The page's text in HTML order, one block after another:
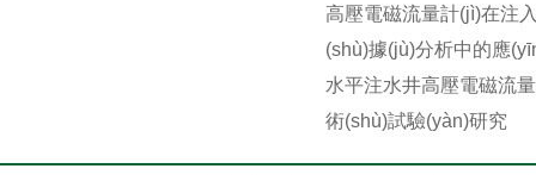
高壓電磁流量計(jì)在注
(shù)據(jù)分析中的應
水平注水井高壓電磁流
術(shù)試驗(yàn)研究